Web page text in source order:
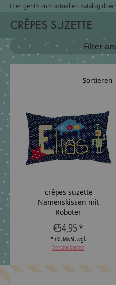
Hier geht’s zum aktuellen Katalog
Filter
Sortieren
crêpes suzette
Namenskissen mit
Roboter
€54,95 *
*Inkl. MwSt. zzgl.
Versandkosten